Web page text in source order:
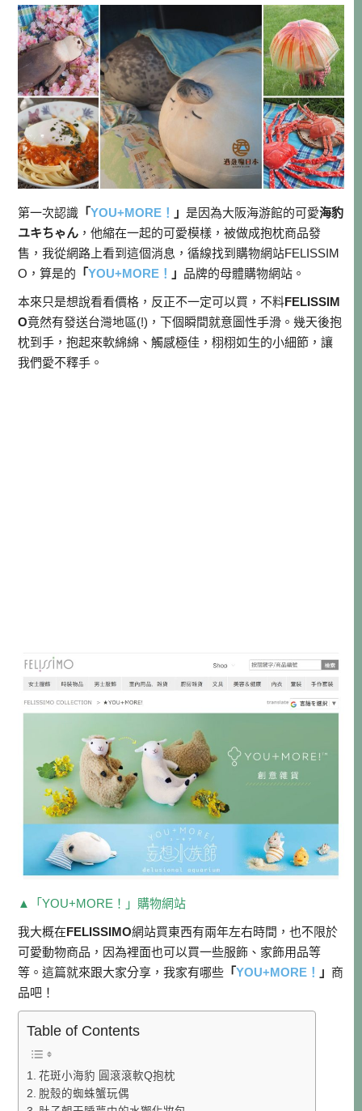
第一次認識 「YOU+MORE！ 」是因為大阪海游館的可愛海豹
ユキちゃん ，他縮在一起的可愛模樣，被做成抱枕商品發
售，我從網路上看到這個消息，循線找到購物網站FELISSIM
O，算是的 「YOU+MORE！ 」 品牌的母體購物網站。
本來只是想說看看價格，反正不一定可以買，不料FELISSIM
O竟然有發送台灣地區(!)，下個瞬間就意圖性手滑。幾天後抱
枕到手，抱起來軟綿綿、觸感極佳，栩栩如生的小細節，讓
我們愛不釋手。
▲「YOU+MORE！」購物網站
我大概在 FELISSIMO網站買東西有兩年左右時間，也不限於
可愛動物商品，因為裡面也可以買一些服飾、家飾用品等
等。這篇就來跟大家分享，我家有哪些 「YOU+MORE！ 」 商
品吧！
Table of Contents
花斑小海豹 圓滾滾軟Q抱枕
脫殼的蜘蛛蟹玩偶